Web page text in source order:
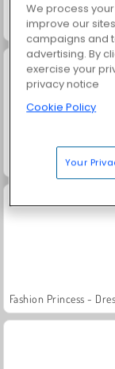
Solitaire
Masha and the
We process
improve our
campaigns and
advertising. By
exercise your
privacy notice
Cookie Policy
Your